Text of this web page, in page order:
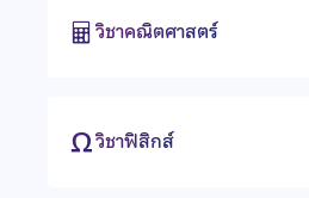
วิชาคณิตศาสตร์
วิชาฟิสิกส์